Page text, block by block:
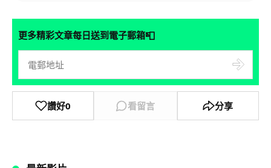
更多精彩文章每日送到電子郵箱📮
讚好0 看留言 分享